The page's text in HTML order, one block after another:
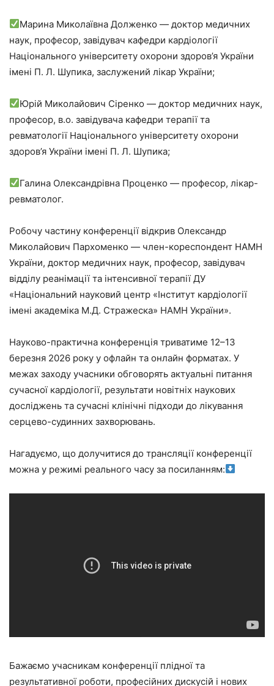
Марина Миколаївна Долженко — доктор медичних
наук, професор, завідувач кафедри кардіології
Національного університету охорони здоров’я України
імені П. Л. Шупика, заслужений лікар України;
Юрій Миколайович Сіренко — доктор медичних наук,
професор, в.о. завідувача кафедри терапії та
ревматології Національного університету охорони
здоров’я України імені П. Л. Шупика;
Галина Олександрівна Проценко — професор, лікар-
ревматолог.
Робочу частину конференції відкрив Олександр
Миколайович Пархоменко — член-кореспондент НАМН
України, доктор медичних наук, професор, завідувач
відділу реанімації та інтенсивної терапії ДУ
«Національний науковий центр «Інститут кардіології
імені академіка М.Д. Стражеска» НАМН України».
Науково-практична конференція триватиме 12–13
березня 2026 року у офлайн та онлайн форматах. У
межах заходу учасники обговорять актуальні питання
сучасної кардіології, результати новітніх наукових
досліджень та сучасні клінічні підходи до лікування
серцево-судинних захворювань.
Нагадуємо, що долучитися до трансляції конференції
можна у режимі реального часу за посиланням:
Бажаємо учасникам конференції плідної та
результативної роботи, професійних дискусій і нових